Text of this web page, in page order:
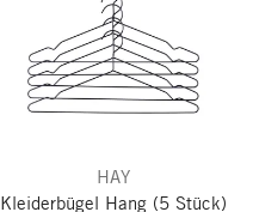
HAY
Kleiderbügel Hang (5 Stück)